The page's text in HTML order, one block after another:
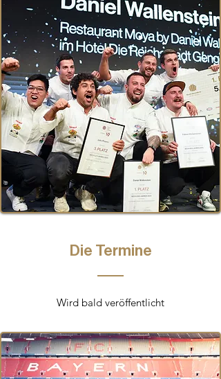
Die Termine
Wird bald veröffentlicht